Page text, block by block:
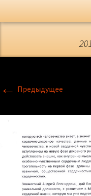
Флёрова
Художник,
← Предыдущее